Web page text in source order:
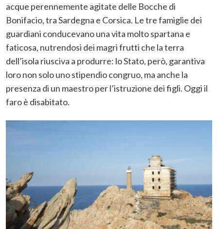
acque perennemente agitate delle Bocche di
Bonifacio, tra Sardegna e Corsica. Le tre famiglie dei
guardiani conducevano una vita molto spartana e
faticosa, nutrendosi dei magri frutti che la terra
dell’isola riusciva a produrre: lo Stato, però, garantiva
loro non solo uno stipendio congruo, ma anche la
presenza di un maestro per l’istruzione dei figli. Oggi il
faro è disabitato.